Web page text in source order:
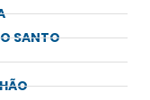
SANTO